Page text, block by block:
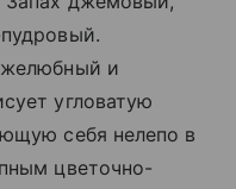
и
угловатую
себя нелепо в
цветочно-